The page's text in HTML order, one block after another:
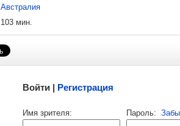
Австралия
103 мин.
Войти | Регистрация
Имя зрителя: Пароль: